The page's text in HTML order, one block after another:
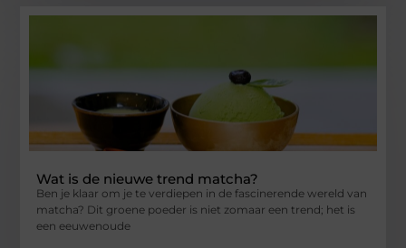
Wat is de nieuwe trend matcha?
Ben je klaar om je te verdiepen in de fascinerende wereld van
matcha? Dit groene poeder is niet zomaar een trend; het is
een eeuwenoude